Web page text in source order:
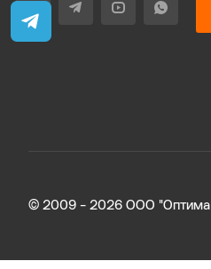
© 2009 - 2026 ООО "Оптима